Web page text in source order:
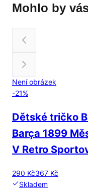
Mohlo by
Není obrázek
-21%
Dětské tričko
Barça 1899
V Retro
290 Kč367 Kč
Skladem